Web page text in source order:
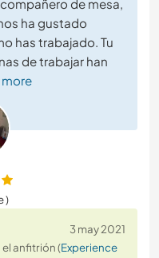
de mesa,
ha gustado
has trabajado. Tu
de trabajar han
more
)
3 may 2021
anfitrión (Experience